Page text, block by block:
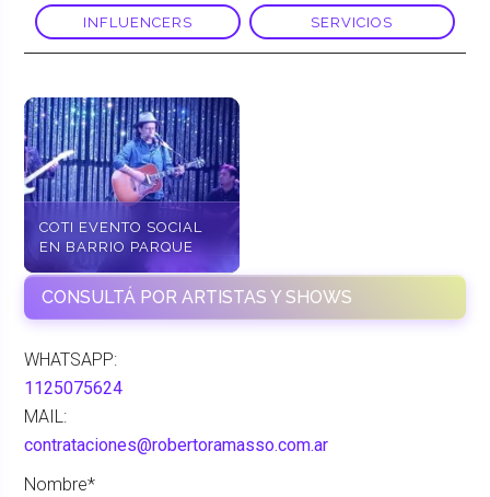
INFLUENCERS SERVICIOS
COTI EVENTO SOCIAL
EN BARRIO PARQUE
CONSULTÁ POR ARTISTAS Y SHOWS
WHATSAPP:
1125075624
MAIL:
contrataciones@robertoramasso.com.ar
Nombre*